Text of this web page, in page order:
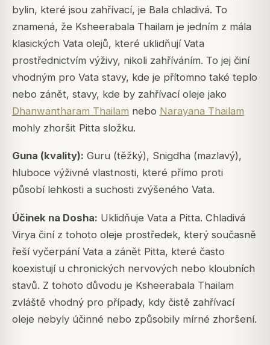
bylin, které jsou zahřívací, je Bala chladivá. To
znamená, že Ksheerabala Thailam je jedním z mála
klasických Vata olejů, které uklidňují Vata
prostřednictvím výživy, nikoli zahříváním. To jej činí
vhodným pro Vata stavy, kde je přítomno také teplo
nebo zánět, stavy, kde by zahřívací oleje jako
Dhanwantharam Thailam nebo Narayana Thailam
mohly zhoršit Pitta složku.
Guna (kvality): Guru (těžký), Snigdha (mazlavý),
hluboce výživné vlastnosti, které přímo proti
působí lehkosti a suchosti zvýšeného Vata.
Účinek na Dosha: Uklidňuje Vata a Pitta. Chladivá
Virya činí z tohoto oleje prostředek, který současně
řeší vyčerpání Vata a zánět Pitta, které často
koexistují u chronických nervových nebo kloubních
stavů. Z tohoto důvodu je Ksheerabala Thailam
zvláště vhodný pro případy, kdy čistě zahřívací
oleje nebyly účinné nebo způsobily mírné zhoršení.